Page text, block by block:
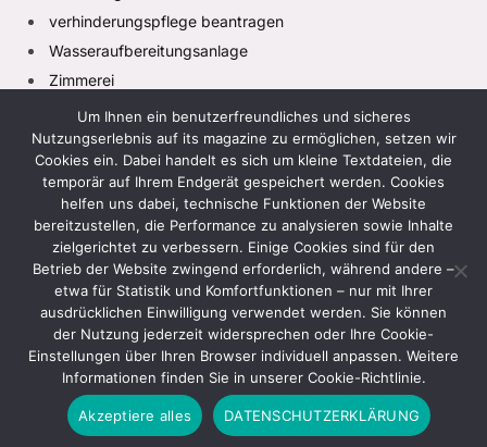
verhinderungspflege beantragen
Wasseraufbereitungsanlage
Zimmerei
Facebook
X
(Twitter)
InstagramPinterestTikTok
HEIM
DATENSCHUTZRICHTLINIE
GESCHÄFTSBEDINGUNGEN
HAFTUNGSAUSSCHLUSS
KONTAKTIEREN SIE UNS
ÜBER UNS
© 2026 Its Maagazine. Design vonIts Magazine.
Um Ihnen ein benutzerfreundliches und sicheres
Nutzungserlebnis auf its magazine zu ermöglichen, setzen wir
Cookies ein. Dabei handelt es sich um kleine Textdateien, die
temporär auf Ihrem Endgerät gespeichert werden. Cookies
helfen uns dabei, technische Funktionen der Website
bereitzustellen, die Performance zu analysieren sowie Inhalte
zielgerichtet zu verbessern. Einige Cookies sind für den
Betrieb der Website zwingend erforderlich, während andere –
etwa für Statistik und Komfortfunktionen – nur mit Ihrer
ausdrücklichen Einwilligung verwendet werden. Sie können
der Nutzung jederzeit widersprechen oder Ihre Cookie-
Einstellungen über Ihren Browser individuell anpassen. Weitere
Informationen finden Sie in unserer Cookie-Richtlinie.
Akzeptiere alles DATENSCHUTZERKLÄRUNG